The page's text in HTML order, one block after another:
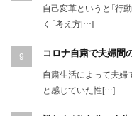
自己変革というと「行
く「考え方[…]
コロナ自粛で夫婦間
自粛生活によって夫婦
と感じていた性[…]